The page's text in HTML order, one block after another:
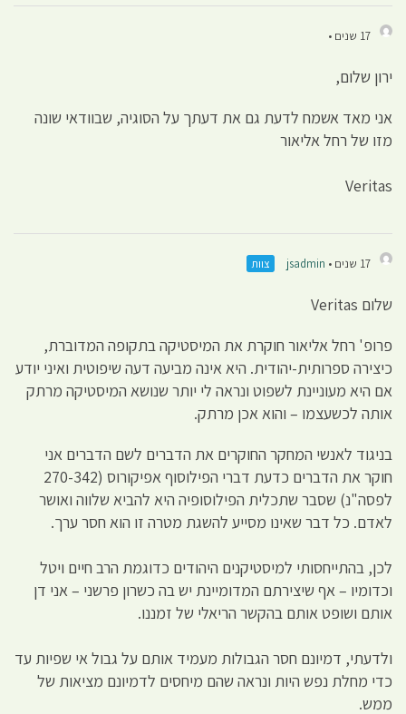
17 שנים •
ירון שלום,
אני מאד אשמח לדעת גם את דעתך על הסוגיה, שבוודאי שונה
מזו של רחל אליאור
Veritas
17 שנים • jsadmin צוות
שלום Veritas
פרופ' רחל אליאור חוקרת את המיסטיקה בתקופה המדוברת,
כיצירה ספרותית-יהודית. היא אינה מביעה דעה שיפוטית ואיני יודע
אם היא מעוניינת לשפוט ונראה לי יותר שנושא המיסטיקה מרתק
אותה לכשעצמו – והוא אכן מרתק.
בניגוד לאנשי המחקר החוקרים את הדברים לשם הדברים אני
חוקר את הדברים כדעת דברי הפילוסוף אפיקורוס (270-342
לפסה"נ) שסבר שתכלית הפילוסופיה היא להביא שלווה ואושר
לאדם. כל דבר שאינו מסייע להשגת מטרה זו הוא חסר ערך.
לכן, בהתייחסותי למיסטיקנים היהודים כדוגמת הרב חיים ויטל
וכדומיו – אף שיצירתם המדומיינת יש בה כשרון פרשני – אני דן
אותם ושופט אותם בהקשר הריאלי של זמננו.
ולדעתי, דמיונם חסר הגבולות מעמיד אותם על גבול אי שפיות עד
כדי מחלת נפש היות ונראה שהם מיחסים לדמיונם מציאות של
ממש.